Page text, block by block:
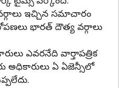
ఇచ్చిన సమాచారం
భారత్ దౌత్య వర్గాలు
ఎవరనేది వార్తాపత్రిక
అధికారులు ఏ ఏజెన్సీలో